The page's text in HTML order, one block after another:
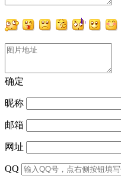
确定
昵称
邮箱
网址
QQ